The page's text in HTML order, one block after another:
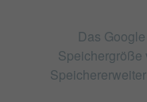
Das
Speichergröße